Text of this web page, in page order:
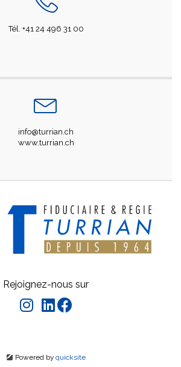
Tél. +41 24 496 31 00
info@turrian.ch
www.turrian.ch
Rejoignez-nous sur
Powered by quicksite